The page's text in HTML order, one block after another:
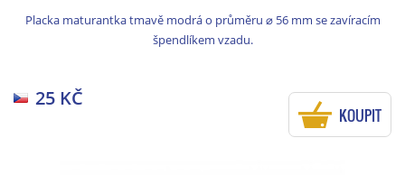
Placka maturantka tmavě modrá o průměru ⌀ 56 mm se zavíracím
špendlíkem vzadu.
25 KČ
KOUPIT